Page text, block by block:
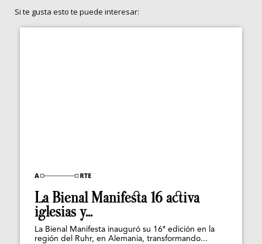
Si te gusta esto te puede interesar:
La Bienal Manifesta 16 activa
iglesias y...
La Bienal Manifesta inauguró su 16ª edición en la
región del Ruhr, en Alemania, transformando...